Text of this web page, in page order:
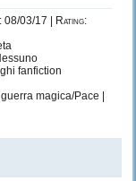
03/17 |
Rating:
fanfiction
magica/Pace |